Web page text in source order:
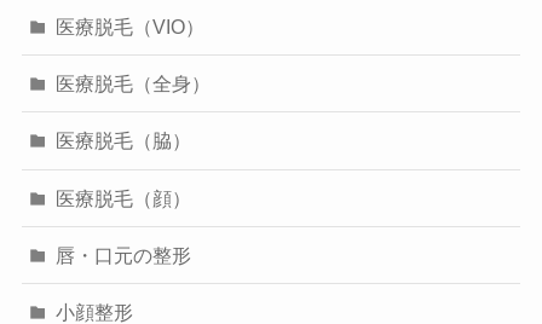
医療脱毛（VIO）
医療脱毛（全身）
医療脱毛（脇）
医療脱毛（顔）
唇・口元の整形
小顔整形